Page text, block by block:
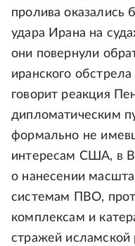
пролива оказались
удара Ирана на
они повернули
иранского
говорит реакция
дипломатическим
формально не
интересам США, в
о нанесении
системам ПВО,
комплексам и
стражей